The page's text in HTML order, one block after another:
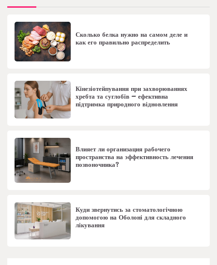
Сколько белка нужно на самом деле и
как его правильно распределить
Кінезіотейпування при захворюваннях
хребта та суглобів – ефективна
підтримка природного відновлення
Влияет ли организация рабочего
пространства на эффективность лечения
позвоночника?
Куди звернутись за стоматологічною
допомогою на Оболоні для складного
лікування